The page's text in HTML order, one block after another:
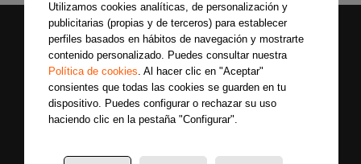
Utilizamos cookies analíticas, de personalización y
publicitarias (propias y de terceros) para establecer
perfiles basados en hábitos de navegación y mostrarte
contenido personalizado. Puedes consultar nuestra
Política de cookies. Al hacer clic en "Aceptar"
consientes que todas las cookies se guarden en tu
dispositivo. Puedes configurar o rechazar su uso
haciendo clic en la pestaña "Configurar".
Síguenos